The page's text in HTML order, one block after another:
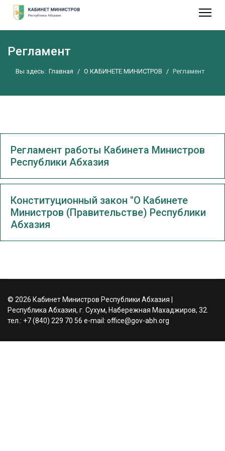
Регламент
Вы здесь: Главная О КАБИНЕТЕ МИНИСТРОВ Регламент
Регламент работы Кабинета Министров
Республики Абхазия
Конституционный закон "О Кабинете
Министров (Правительстве) Республики
Абхазия
© 2026 Кабинет Министров Республики Абхазия |
Республика Абхазия, г. Сухум, Набережная Махаджиров, 32.
тел.: +7 (840) 229 70 56 e-mail: office@gov-abh.org